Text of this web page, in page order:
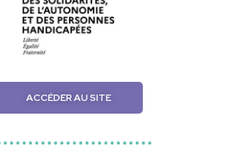
ACCÉDER AU SITE